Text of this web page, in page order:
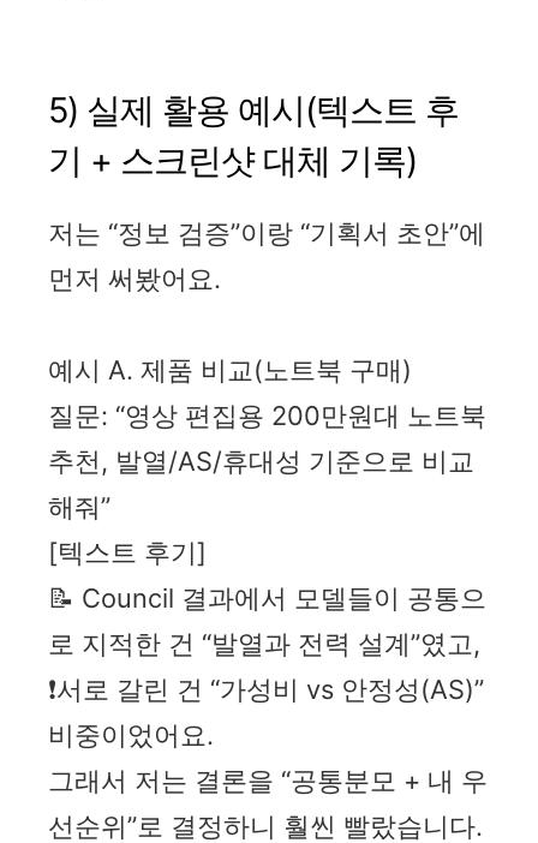
5) 실제 활용 예시(텍스트 후
기 + 스크린샷 대체 기록)
저는 “정보 검증”이랑 “기획서 초안”에
먼저 써봤어요.
예시 A. 제품 비교(노트북 구매)
질문: “영상 편집용 200만원대 노트북
추천, 발열/AS/휴대성 기준으로 비교
해줘”
[텍스트 후기]
📝 Council 결과에서 모델들이 공통으
로 지적한 건 “발열과 전력 설계”였고,
❗서로 갈린 건 “가성비 vs 안정성(AS)”
비중이었어요.
그래서 저는 결론을 “공통분모 + 내 우
선순위”로 결정하니 훨씬 빨랐습니다.